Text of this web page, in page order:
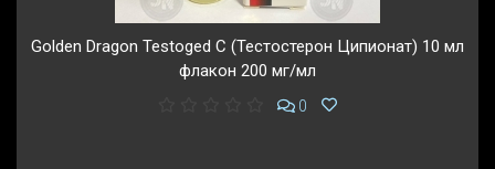
Golden Dragon Testoged C (Тестостерон Ципионат) 10 мл
флакон 200 мг/мл
0